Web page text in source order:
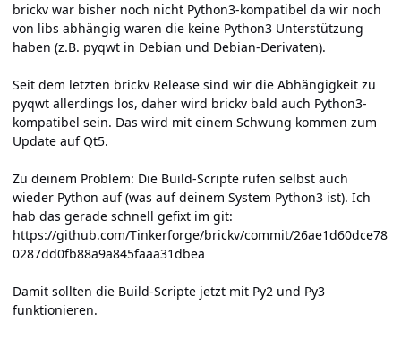
brickv war bisher noch nicht Python3-kompatibel da wir noch
von libs abhängig waren die keine Python3 Unterstützung
haben (z.B. pyqwt in Debian und Debian-Derivaten).
Seit dem letzten brickv Release sind wir die Abhängigkeit zu
pyqwt allerdings los, daher wird brickv bald auch Python3-
kompatibel sein. Das wird mit einem Schwung kommen zum
Update auf Qt5.
Zu deinem Problem: Die Build-Scripte rufen selbst auch
wieder Python auf (was auf deinem System Python3 ist). Ich
hab das gerade schnell gefixt im git:
https://github.com/Tinkerforge/brickv/commit/26ae1d60dce78
0287dd0fb88a9a845faaa31dbea
Damit sollten die Build-Scripte jetzt mit Py2 und Py3
funktionieren.